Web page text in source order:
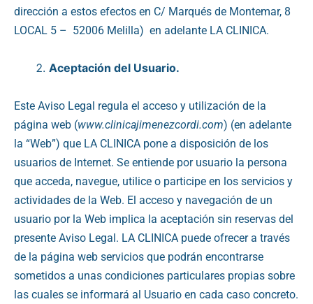
dirección a estos efectos en C/ Marqués de Montemar, 8
LOCAL 5 – 52006 Melilla) en adelante LA CLINICA.
Aceptación del Usuario.
Este Aviso Legal regula el acceso y utilización de la
página web (www.clinicajimenezcordi.com) (en adelante
la “Web”) que LA CLINICA pone a disposición de los
usuarios de Internet. Se entiende por usuario la persona
que acceda, navegue, utilice o participe en los servicios y
actividades de la Web. El acceso y navegación de un
usuario por la Web implica la aceptación sin reservas del
presente Aviso Legal. LA CLINICA puede ofrecer a través
de la página web servicios que podrán encontrarse
sometidos a unas condiciones particulares propias sobre
las cuales se informará al Usuario en cada caso concreto.